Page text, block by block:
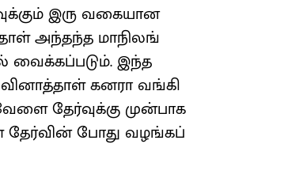
இரு வகை​யான
அந்​தந்த மாநிலங்​
வைக்​கப்​படும். இந்த
கனரா வங்​கி​
தேர்​வுக்கு முன்​பாக
தேர்​வின் போது வழங்​கப்​